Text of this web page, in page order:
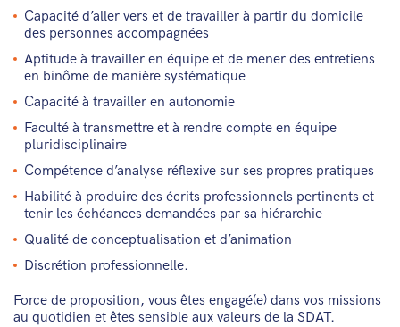
Capacité d’aller vers et de travailler à partir du domicile
des personnes accompagnées
Aptitude à travailler en équipe et de mener des entretiens
en binôme de manière systématique
Capacité à travailler en autonomie
Faculté à transmettre et à rendre compte en équipe
pluridisciplinaire
Compétence d’analyse réflexive sur ses propres pratiques
Habilité à produire des écrits professionnels pertinents et
tenir les échéances demandées par sa hiérarchie
Qualité de conceptualisation et d’animation
Discrétion professionnelle.
Force de proposition, vous êtes engagé(e) dans vos missions
au quotidien et êtes sensible aux valeurs de la SDAT.